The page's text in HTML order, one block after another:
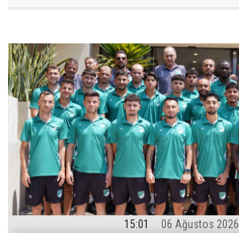
15:01 06 Ağustos 2026